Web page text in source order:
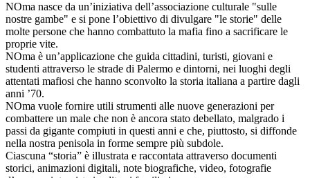
NOma nasce da un’iniziativa dell’associazione culturale "sulle
nostre gambe" e si pone l’obiettivo di divulgare "le storie" delle
molte persone che hanno combattuto la mafia fino a sacrificare le
proprie vite.
NOma è un’applicazione che guida cittadini, turisti, giovani e
studenti attraverso le strade di Palermo e dintorni, nei luoghi degli
attentati mafiosi che hanno sconvolto la storia italiana a partire dagli
anni ’70.
NOma vuole fornire utili strumenti alle nuove generazioni per
combattere un male che non è ancora stato debellato, malgrado i
passi da gigante compiuti in questi anni e che, piuttosto, si diffonde
nella nostra penisola in forme sempre più subdole.
Ciascuna “storia” è illustrata e raccontata attraverso documenti
storici, animazioni digitali, note biografiche, video, fotografie